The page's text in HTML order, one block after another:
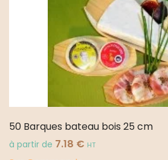
50 Barques bateau bois 25 cm
à partir de 7.18 € HT